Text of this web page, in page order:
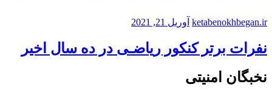
ketabenokhbegan.ir آوریل 21, 2021
نفرات برتر کنکور ریاضـی در ده سال اخیر
نخبگان امنیتی